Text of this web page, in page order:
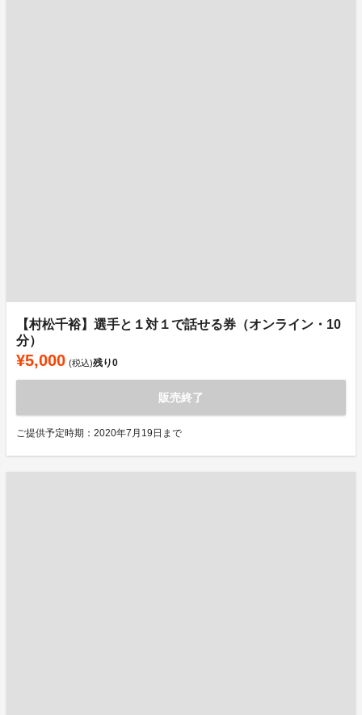
【村松千裕】選手と１対１で話せる券（オンライン・10
分）
¥5,000 (税込)残り0
販売終了
ご提供予定時期：2020年7月19日まで